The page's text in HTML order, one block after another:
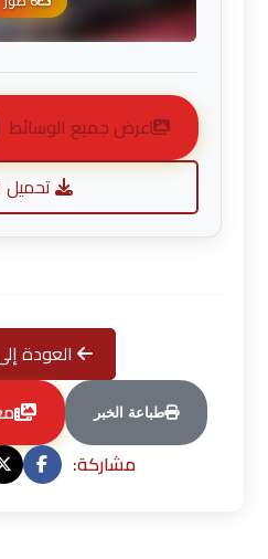
عرض جميع الوسائط
تحميل
العودة
طباعة الخبر
مشاركة: